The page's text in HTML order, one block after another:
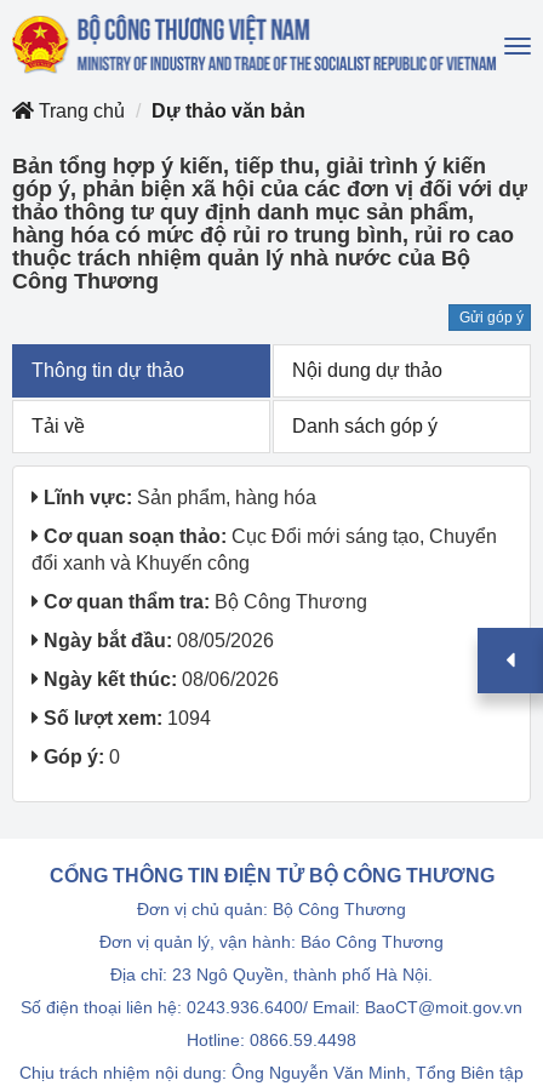
Trang chủ
Dự thảo văn bản
Bản tổng hợp ý kiến, tiếp thu, giải trình ý kiến
góp ý, phản biện xã hội của các đơn vị đối với dự
thảo thông tư quy định danh mục sản phẩm,
hàng hóa có mức độ rủi ro trung bình, rủi ro cao
thuộc trách nhiệm quản lý nhà nước của Bộ
Công Thương
Thông tin dự thảo Nội dung dự thảo
Tải về Danh sách góp ý
Lĩnh vực: Sản phẩm, hàng hóa
Cơ quan soạn thảo: Cục Đổi mới sáng tạo, Chuyển
đổi xanh và Khuyến công
Cơ quan thẩm tra: Bộ Công Thương
Ngày bắt đầu: 08/05/2026
Ngày kết thúc: 08/06/2026
Số lượt xem: 1094
Góp ý: 0
Gửi góp ý
CỔNG THÔNG TIN ĐIỆN TỬ BỘ CÔNG THƯƠNG
Đơn vị chủ quản: Bộ Công Thương
Đơn vị quản lý, vận hành: Báo Công Thương
Địa chỉ: 23 Ngô Quyền, thành phố Hà Nội.
Số điện thoại liên hệ: 0243.936.6400/ Email: BaoCT@moit.gov.vn
Hotline: 0866.59.4498
Chịu trách nhiệm nội dung: Ông Nguyễn Văn Minh, Tổng Biên tập